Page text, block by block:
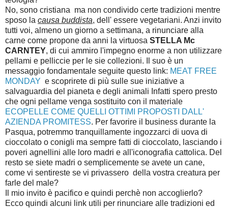
No, sono cristiana ma non condivido certe tradizioni mentre
sposo la causa buddista, dell' essere vegetariani. Anzi invito
tutti voi, almeno un giorno a settimana, a rinunciare alla
carne come propone da anni la virtuosa STELLA Mc
CARNTEY, di cui ammiro l'impegno enorme a non utilizzare
pellami e pelliccie per le sie collezioni. Il suo è un
messaggio fondamentale seguite questo link: MEAT FREE
MONDAY e scoprirete di più sulle sue iniziative a
salvaguardia del pianeta e degli animali Infatti spero presto
che ogni pellame venga sostituito con il materiale
ECOPELLE COME QUELLI OTTIMI PROPOSTI DALL'
AZIENDA PROMITESS. Per favorire il business durante la
Pasqua, potremmo tranquillamente ingozzarci di uova di
cioccolato o conigli ma sempre fatti di cioccolato, lasciando i
poveri agnellini alle loro madri e all'iconografia cattolica. Del
resto se siete madri o semplicemente se avete un cane,
come vi sentireste se vi privassero della vostra creatura per
farle del male?
Il mio invito è pacifico e quindi perchè non accoglierlo?
Ecco quindi alcuni link utili per rinunciare alle tradizioni ed